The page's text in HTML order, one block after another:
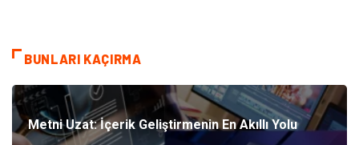
BUNLARI KAÇIRMA
Metni Uzat: İçerik Geliştirmenin En Akıllı Yolu